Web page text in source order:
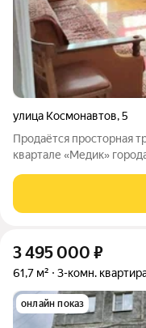
улица Космонавтов,5
Продаётся просторная
квартале «Медик»
расположением и всем
Что делает эту квартиру
3 495 000 ₽
61,7 м² 3-комн.
онлайн показ